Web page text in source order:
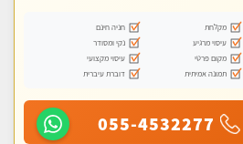
מקלחת
חניה חינם
עיסוי מרגיע
נקי ומסודר
מקום פרטי
עיסוי מקצועי
תמונה אמיתית
דוברת עיברית
055-4532277